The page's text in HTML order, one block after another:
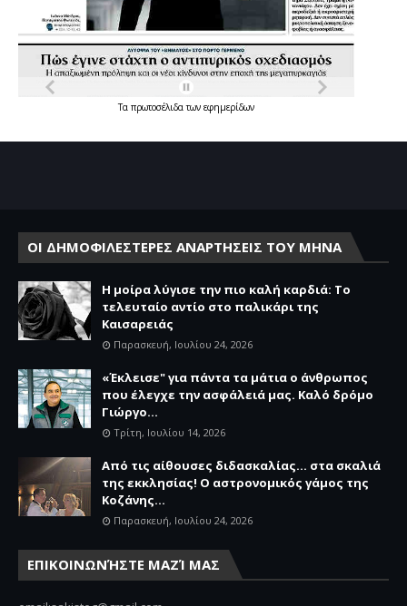
Τα πρωτοσέλιδατων εφημερίδων
ΟΙ ΔΗΜΟΦΙΛΕΣΤΕΡΕΣ ΑΝΑΡΤΗΣΕΙΣ ΤΟΥ ΜΗΝΑ
Η μοίρα λύγισε την πιο καλή καρδιά: Το
τελευταίο αντίο στο παλικάρι της
Καισαρειάς
Παρασκευή, Ιουλίου 24, 2026
«Έκλεισε" για πάντα τα μάτια ο άνθρωπος
που έλεγχε την ασφάλειά μας. Καλό δρόμο
Γιώργο...
Τρίτη, Ιουλίου 14, 2026
Από τις αίθουσες διδασκαλίας… στα σκαλιά
της εκκλησίας! Ο αστρονομικός γάμος της
Κοζάνης...
Παρασκευή, Ιουλίου 24, 2026
ΕΠΙΚΟΙΝΩΝΉΣΤΕ ΜΑΖΊ ΜΑΣ